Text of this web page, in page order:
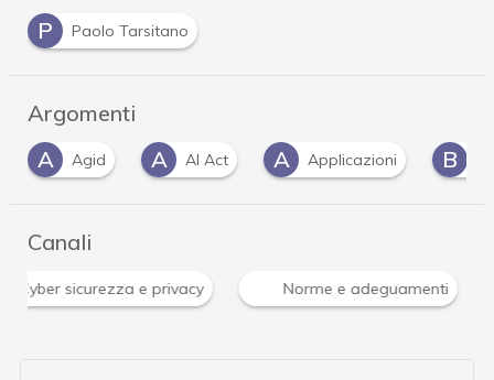
P
Paolo Tarsitano
Argomenti
A
Agid A AI Act A Applicazioni B
Canali
Cyber sicurezza e privacy Norme e adeguamenti